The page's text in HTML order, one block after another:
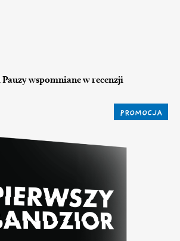
wspomniane w recenzji
PROMOCJA